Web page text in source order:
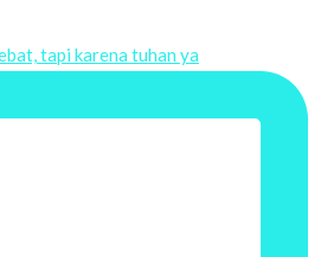
tapi karena tuhan ya